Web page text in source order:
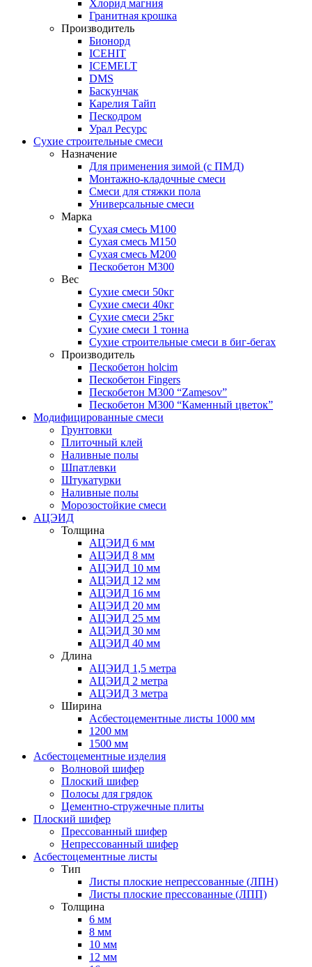
Хлорид магния
Гранитная крошка
Производитель
Бионорд
ICEHIT
ICEMELT
DMS
Баскунчак
Карелия Тайп
Пескодром
Урал Ресурс
Сухие строительные смеси
Назначение
Для применения зимой (с ПМД)
Монтажно-кладочные смеси
Смеси для стяжки пола
Универсальные смеси
Марка
Сухая смесь М100
Сухая смесь М150
Сухая смесь М200
Пескобетон М300
Вес
Сухие смеси 50кг
Сухие смеси 40кг
Сухие смеси 25кг
Сухие смеси 1 тонна
Сухие строительные смеси в биг-бегах
Производитель
Пескобетон holcim
Пескобетон Fingers
Пескобетон М300 “Zamesov”
Пескобетон М300 “Каменный цветок”
Модифицированные смеси
Грунтовки
Плиточный клей
Наливные полы
Шпатлевки
Штукатурки
Наливные полы
Морозостойкие смеси
АЦЭИД
Толщина
АЦЭИД 6 мм
АЦЭИД 8 мм
АЦЭИД 10 мм
АЦЭИД 12 мм
АЦЭИД 16 мм
АЦЭИД 20 мм
АЦЭИД 25 мм
АЦЭИД 30 мм
АЦЭИД 40 мм
Длина
АЦЭИД 1,5 метра
АЦЭИД 2 метра
АЦЭИД 3 метра
Ширина
Асбестоцементные листы 1000 мм
1200 мм
1500 мм
Асбестоцементные изделия
Волновой шифер
Плоский шифер
Полосы для грядок
Цементно-стружечные плиты
Плоский шифер
Прессованный шифер
Непрессованный шифер
Асбестоцементные листы
Тип
Листы плоские непрессованные (ЛПН)
Листы плоские прессованные (ЛПП)
Толщина
6 мм
8 мм
10 мм
12 мм